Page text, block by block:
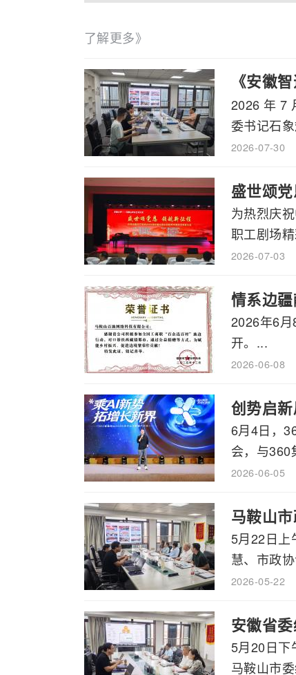
了解更多》
《安徽
书记石
2026 年 7
委书记石
2026-07-30
盛世颂
为热烈庆
职工剧场
2026-07-03
情系边
2026年6
开。...
2026-06-08
创势启
6月4日，
会，与360
2026-06-05
马鞍山
5月22日上
慧、市政
2026-05-22
安徽省
5月20日下
马鞍山市